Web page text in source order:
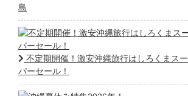
島
不定期開催！激安沖縄旅行はしろくまスー
パーセール！